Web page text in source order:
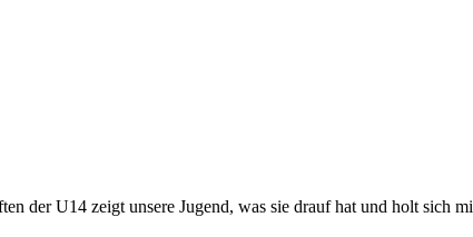
der U14 zeigt unsere Jugend, was sie drauf hat und holt sich